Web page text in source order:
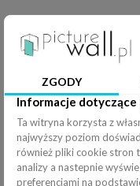
Obraz budka telefoniczna i czerwony autobus w Londynie
ZGODY
Informacje
Ta witryna korzysta z
najwyższy poziom
również pliki cookie stron
analizy a nastepnie
preferencjami na